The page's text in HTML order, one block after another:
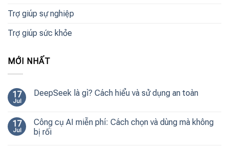
Trợ giúp sự nghiệp
Trợ giúp sức khỏe
MỚI NHẤT
17
Jul
DeepSeek là gì? Cách hiểu và sử dụng an toàn
17
Jul
Công cụ AI miễn phí: Cách chọn và dùng mà không
bị rối